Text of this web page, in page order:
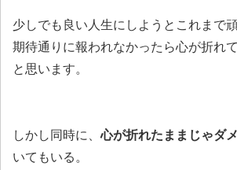
少しでも良い人生にしようとこれまで
期待通りに報われなかったら心が折れ
と思います。
しかし同時に、心が折れたままじゃダ
いてもいる。